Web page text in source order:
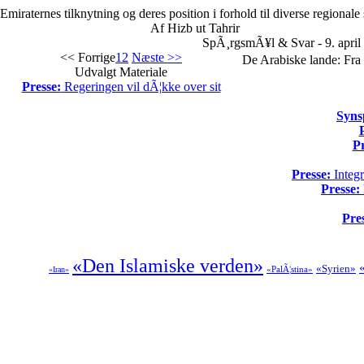
Emiraternes tilknytning og deres position i forhold til diverse regionale
Af Hizb ut Tahrir
SpÃ¸rgsmÃ¥l & Svar - 9. april
De Arabiske lande:
<< Forrige1 2 Næste >>
Udvalgt Materiale
Presse: Regeringen vil dÃ¦kke over sit
Presse:
Presse:
«Iran» «Den Islamiske verden» «PalÃ¦stina» «Syrien»